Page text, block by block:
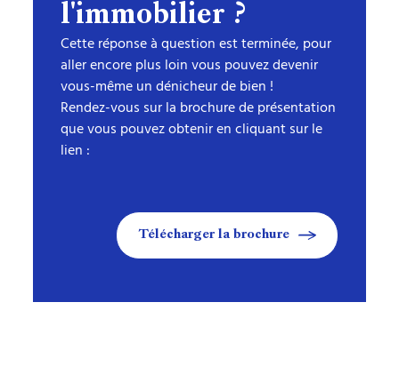
l'immobilier ?
Cette réponse à question est terminée, pour
aller encore plus loin vous pouvez devenir
vous-même un dénicheur de bien !
Rendez-vous sur la brochure de présentation
que vous pouvez obtenir en cliquant sur le
lien :
Télécharger la brochure